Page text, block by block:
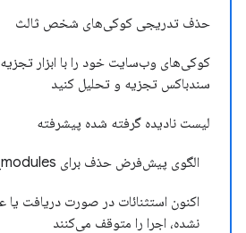
حذف تدریجی کوکی‌های شخص ثالث
کوکی‌های وب‌سایت خود را با ابزار
سندباکس تجزیه و تحلیل کنید
لیست نادیده گرفته شده پیشرفته
الگوی پیش‌فرض حذف برای node_modules
اکنون استثنائات در صورت دریافت یا
نشده، اجرا را متوقف می‌کنند